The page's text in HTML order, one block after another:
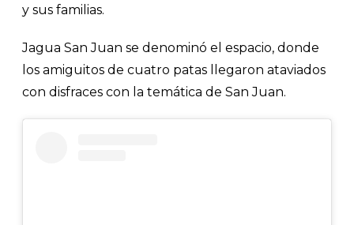
y sus familias.
Jagua San Juan se denominó el espacio, donde
los amiguitos de cuatro patas llegaron ataviados
con disfraces con la temática de San Juan.